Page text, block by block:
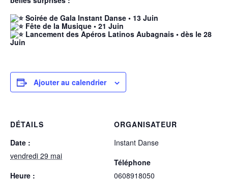
Soirée de Gala Instant Danse • 13 Juin
Fête de la Musique • 21 Juin
Lancement des Apéros Latinos Aubagnais • dès le 28
Juin
Ajouter au calendrier
DÉTAILS
Date :
vendredi 29 mai
Heure :
ORGANISATEUR
Instant Danse
Téléphone
0608918050